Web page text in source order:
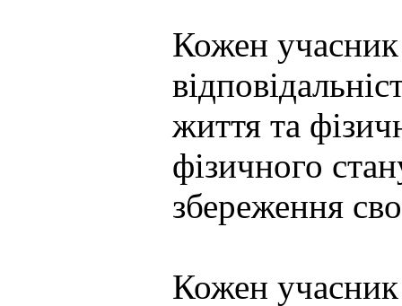
Кожен
життя та
фізичного
збереження
Кожен